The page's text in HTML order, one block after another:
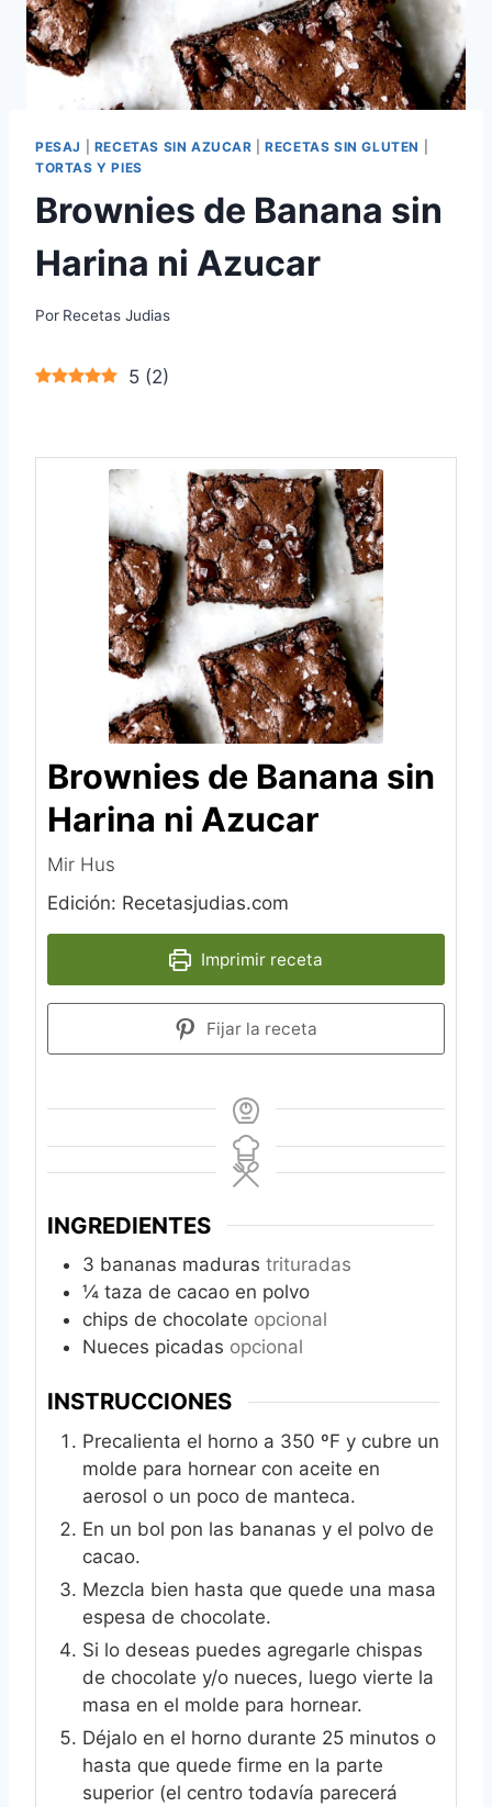
PESAJ RECETAS SIN AZUCAR |RECETAS SIN GLUTEN
TORTAS Y PIES
Brownies de Banana sin
Harina ni Azucar
Por Recetas Judias
5 (2)
Brownies de Banana sin
Harina ni Azucar
Mir Hus
Edición: Recetasjudias.com
Imprimir receta
Fijar la receta
INGREDIENTES
3 bananas maduras trituradas
¼ taza de cacao en polvo
chips de chocolate opcional
Nueces picadas opcional
INSTRUCCIONES
Precalienta el horno a 350 ºF y cubre un
molde para hornear con aceite en
aerosol o un poco de manteca.
En un bol pon las bananas y el polvo de
cacao.
Mezcla bien hasta que quede una masa
espesa de chocolate.
Si lo deseas puedes agregarle chispas
de chocolate y/o nueces, luego vierte la
masa en el molde para hornear.
Déjalo en el horno durante 25 minutos o
hasta que quede firme en la parte
superior (el centro todavía parecerá